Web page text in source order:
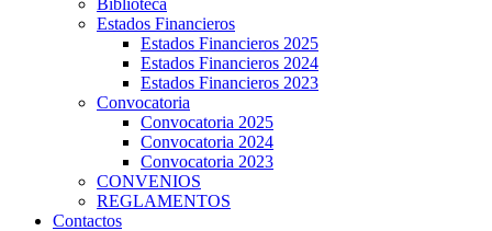
Biblioteca
Estados Financieros
Estados Financieros 2025
Estados Financieros 2024
Estados Financieros 2023
Convocatoria
Convocatoria 2025
Convocatoria 2024
Convocatoria 2023
CONVENIOS
REGLAMENTOS
Contactos